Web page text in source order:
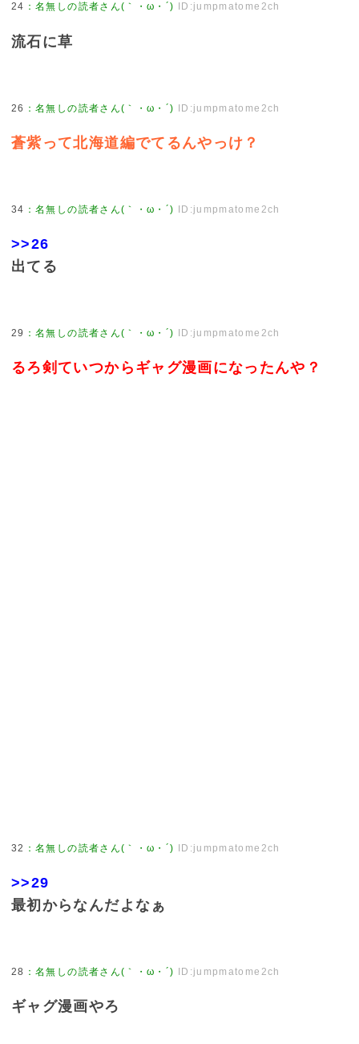
24 ：名無しの読者さん(｀・ω・´) ID:jumpmatome2ch
流石に草
26 ：名無しの読者さん(｀・ω・´) ID:jumpmatome2ch
蒼紫って北海道編でてるんやっけ？
34 ：名無しの読者さん(｀・ω・´) ID:jumpmatome2ch
>>26
出てる
29 ：名無しの読者さん(｀・ω・´) ID:jumpmatome2ch
るろ剣ていつからギャグ漫画になったんや？
32 ：名無しの読者さん(｀・ω・´) ID:jumpmatome2ch
>>29
最初からなんだよなぁ
28 ：名無しの読者さん(｀・ω・´) ID:jumpmatome2ch
ギャグ漫画やろ